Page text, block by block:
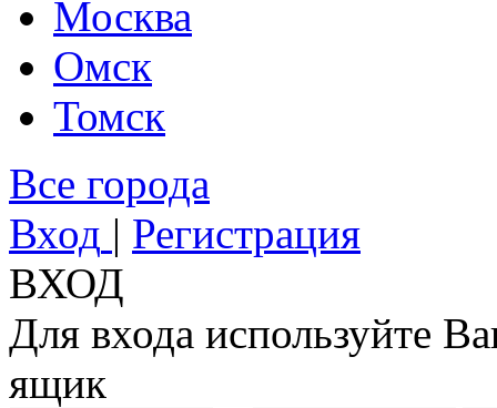
Москва
Омск
Томск
Все города
Вход | Регистрация
ВХОД
Для входа используйте
ящик